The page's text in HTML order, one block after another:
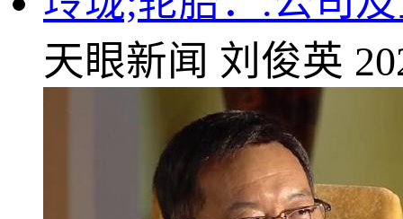
天眼新闻 刘俊英